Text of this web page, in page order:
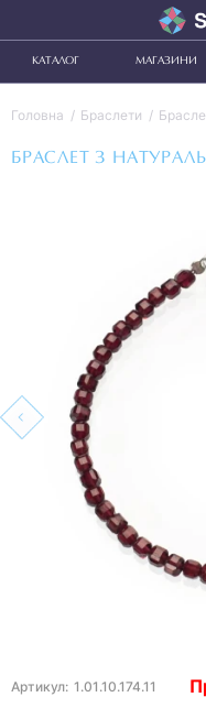
КАТАЛОГ МАГАЗИНИ
Головна Браслети
БРАСЛЕТ З
Артикул: 1.01.10.174.11